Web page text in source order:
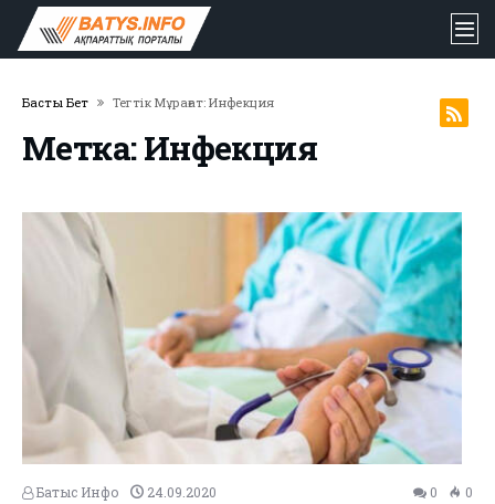
Басты Бет Тегтік Мұрағат: Инфекция
Метка: Инфекция
Батыс Инфо 24.09.2020 0 0